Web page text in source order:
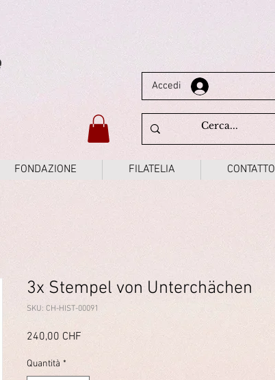
Accedi
FONDAZIONE FILATELIA CONTATTO
3x Stempel von Unterchächen
SKU: CH-HIST-00091
240,00 CHF Prezzo
Quantità *